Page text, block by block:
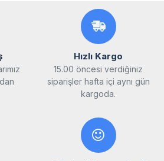
Hızlı Kargo
15.00 öncesi verdiğiniz
siparişler hafta içi aynı gün
kargoda.